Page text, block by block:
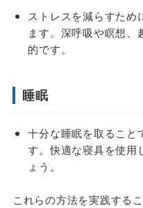
ストレスを減らすため
ます。深呼吸や瞑想
的です。
睡眠
十分な睡眠を取ること
す。快適な寝具を使用
ょう。
これらの方法を実践する